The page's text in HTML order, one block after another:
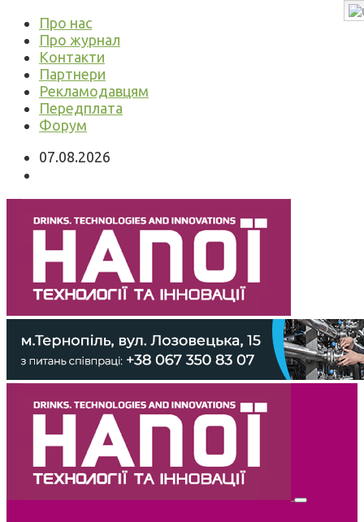
Про нас
Про журнал
Контакти
Партнери
Рекламодавцям
Передплата
Форум
07.08.2026